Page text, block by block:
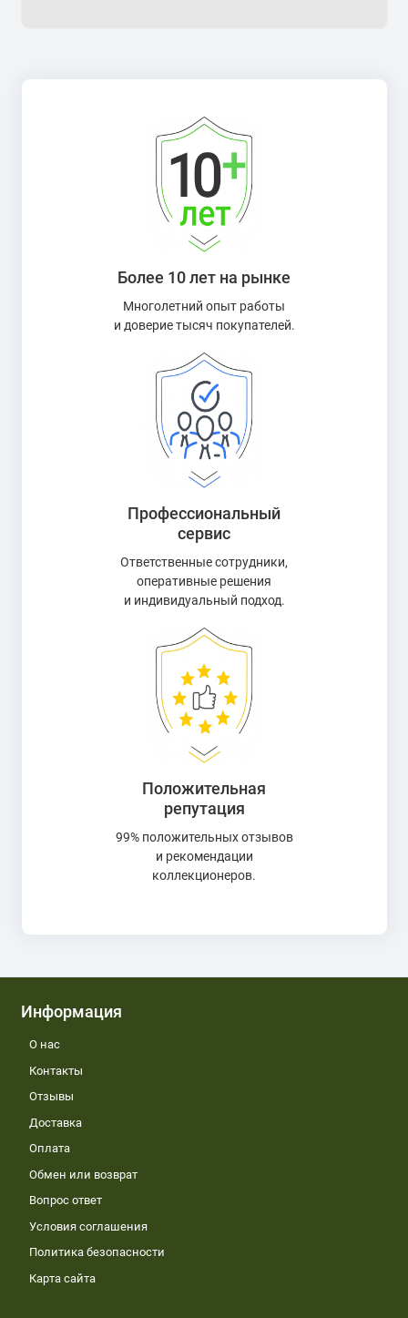
Более 10 лет на рынке
Многолетний опыт работы
и доверие тысяч покупателей.
Профессиональный
сервис
Ответственные сотрудники,
оперативные решения
и индивидуальный подход.
Положительная
репутация
99% положительных отзывов
и рекомендации
коллекционеров.
Информация
О нас
Контакты
Отзывы
Доставка
Оплата
Обмен или возврат
Вопрос ответ
Условия соглашения
Политика безопасности
Карта сайта